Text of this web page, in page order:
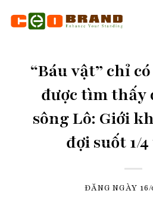
“Báu vật” chỉ
được tìm thấy
sông Lô: Giới
đợi suốt 1/
ĐĂNG NGÀY